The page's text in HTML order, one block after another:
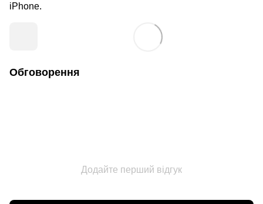
iPhone.
Обговорення
Додайте перший відгук